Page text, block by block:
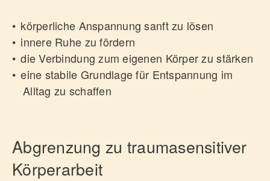
körperliche Anspannung sanft zu lösen
innere Ruhe zu fördern
die Verbindung zum eigenen Körper zu stärken
eine stabile Grundlage für Entspannung im
Alltag zu schaffen
Abgrenzung zu traumasensitiver
Körperarbeit